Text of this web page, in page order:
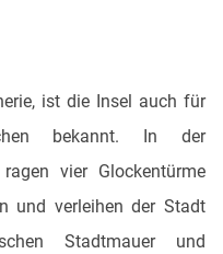
ist die Insel auch für
bekannt. In der
vier Glockentürme
und verleihen der Stadt
Stadtmauer und